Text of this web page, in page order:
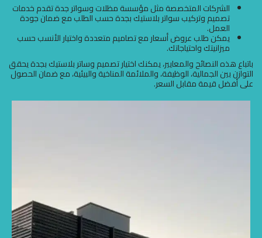
الشركات المتخصصة مثل مؤسسة مظلات وسواتر جدة تقدم خدمات
تصميم وتركيب سواتر بلاستيك بجدة حسب الطلب مع ضمان جودة
العمل.
يمكن طلب عروض أسعار مع تصاميم متعددة واختيار الأنسب حسب
ميزانيتك واحتياجاتك.
باتباع هذه النصائح والمعايير، يمكنك اختيار تصميم وساتر بلاستيك بجدة يحقق
التوازن بين الجمالية، الوظيفة، والملائمة المناخية والبيئية، مع ضمان الحصول
على أفضل قيمة مقابل السعر.